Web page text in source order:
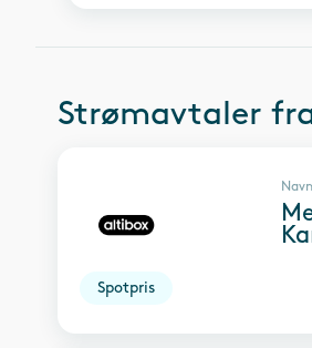
Strømavtaler
Spotpris
Navn